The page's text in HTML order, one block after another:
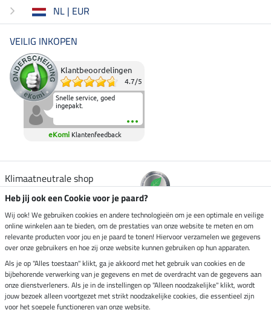
NL | EUR
VEILIG INKOPEN
Klantbeoordelingen
4.7/5
Snelle service, goed
ingepakt.
eKomi Klantenfeedback
Klimaatneutrale shop
Verzending per
Veilig betalen met
Heb jij ook een Cookie voor je paard?
Wij ook! We gebruiken cookies en andere technologieën om je een optimale en veilige
online winkelen aan te bieden, om de prestaties van onze website te meten en om
relevante producten voor jou en je paard te tonen! Hiervoor verzamelen we gegevens
over onze gebruikers en hoe zij onze website kunnen gebruiken op hun apparaten.
Als je op "Alles toestaan" klikt, ga je akkoord met het gebruik van cookies en de
bijbehorende verwerking van je gegevens en met de overdracht van de gegevens aan
onze dienstverleners. Als je in de instellingen op "Alleen noodzakelijke" klikt, wordt
jouw bezoek alleen voortgezet met strikt noodzakelijke cookies, die essentieel zijn
voor het soepele functioneren van onze website.